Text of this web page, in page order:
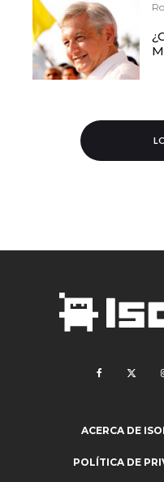
ACERCA DE
POLÍTICA DE